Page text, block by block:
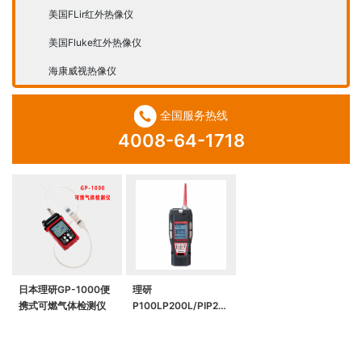
美国FLir红外热像仪
美国Fluke红外热像仪
海康威视热像仪
全国服务热线
4008-64-1718
日本理研GP-1000便
携式可燃气体检测仪
理研
P100LP200L/PIP2L